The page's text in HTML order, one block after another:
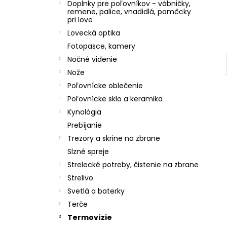
Doplnky pre poľovníkov - vábničky,
remene, palice, vnadidlá, pomôcky
pri love
Lovecká optika
Fotopasce, kamery
Nočné videnie
Nože
Poľovnícke oblečenie
Poľovnícke sklo a keramika
Kynológia
Prebíjanie
Trezory a skrine na zbrane
Slzné spreje
Strelecké potreby, čistenie na zbrane
Strelivo
Svetlá a baterky
Terče
Termovízie